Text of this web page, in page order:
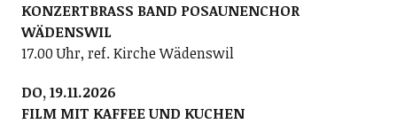
KONZERTBRASS BAND POSAUNENCHOR
WÄDENSWIL
17.00 Uhr, ref. Kirche Wädenswil
DO, 19.11.2026
FILM MIT KAFFEE UND KUCHEN